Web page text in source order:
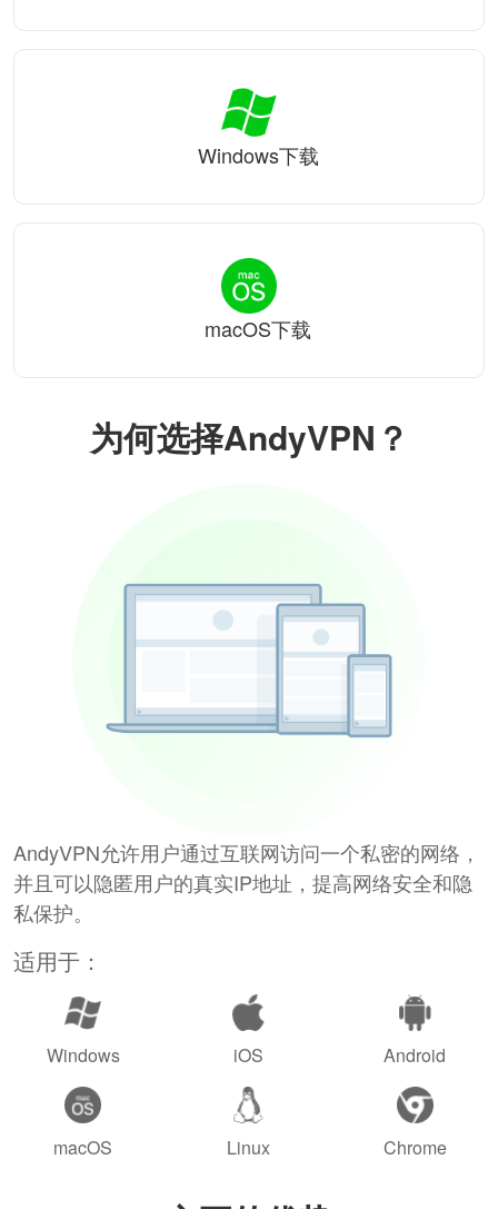
为何选择AndyVPN？
AndyVPN允许用户通过互联网访问一个私密的网络，
并且可以隐匿用户的真实IP地址，提高网络安全和隐
私保护。
适用于：
Windows iOS Android
macOS Linux Chrome
Windows下载
macOS下载